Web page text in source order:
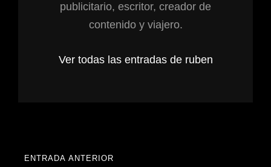
publicitario, escritor, creador de
contenido y viajero.
Ver todas las entradas de ruben
Navegación
ENTRADA
ENTRADA ANTERIOR